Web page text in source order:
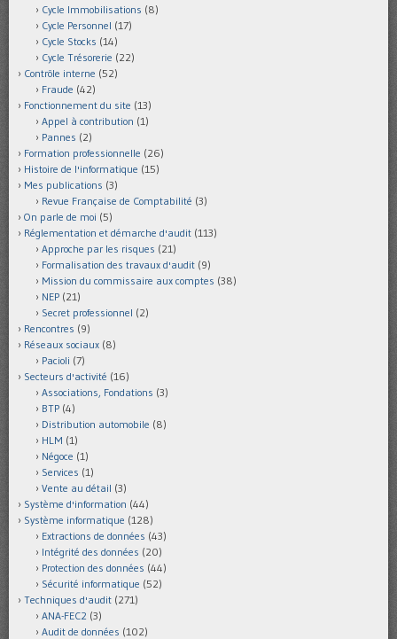
Cycle Immobilisations (8)
Cycle Personnel (17)
Cycle Stocks (14)
Cycle Trésorerie (22)
Contrôle interne (52)
Fraude (42)
Fonctionnement du site (13)
Appel à contribution (1)
Pannes (2)
Formation professionnelle (26)
Histoire de l'informatique (15)
Mes publications (3)
Revue Française de Comptabilité (3)
On parle de moi (5)
Réglementation et démarche d'audit (113)
Approche par les risques (21)
Formalisation des travaux d'audit (9)
Mission du commissaire aux comptes (38)
NEP (21)
Secret professionnel (2)
Rencontres (9)
Réseaux sociaux (8)
Pacioli (7)
Secteurs d'activité (16)
Associations, Fondations (3)
BTP (4)
Distribution automobile (8)
HLM (1)
Négoce (1)
Services (1)
Vente au détail (3)
Système d'information (44)
Système informatique (128)
Extractions de données (43)
Intégrité des données (20)
Protection des données (44)
Sécurité informatique (52)
Techniques d'audit (271)
ANA-FEC2 (3)
Audit de données (102)